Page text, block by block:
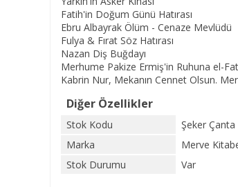
Fatih'in Doğum Günü Hatırası
Ebru Albayrak Ölüm - Cenaze Mevlüdü
Fulya & Fırat Söz Hatırası
Nazan Diş Buğdayı
Merhume Pakize Ermiş'in Ruhuna el-
Kabrin Nur, Mekanın Cennet Olsun.
Diğer Özellikler
Stok Kodu
Şeker
Marka
Merve
Stok Durumu
Var